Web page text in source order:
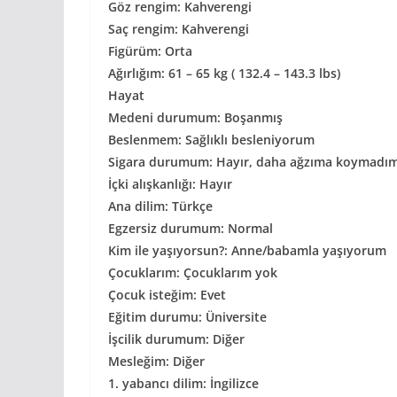
Göz rengim: Kahverengi
Saç rengim: Kahverengi
Figürüm: Orta
Ağırlığım: 61 – 65 kg ( 132.4 – 143.3 lbs)
Hayat
Medeni durumum: Boşanmış
Beslenmem: Sağlıklı besleniyorum
Sigara durumum: Hayır, daha ağzıma
İçki alışkanlığı: Hayır
Ana dilim: Türkçe
Egzersiz durumum: Normal
Kim ile yaşıyorsun?: Anne/babamla yaşıyorum
Çocuklarım: Çocuklarım yok
Çocuk isteğim: Evet
Eğitim durumu: Üniversite
İşcilik durumum: Diğer
Mesleğim: Diğer
1. yabancı dilim: İngilizce